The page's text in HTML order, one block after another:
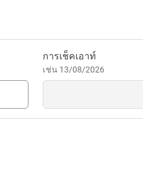
การเช็คเอาท์
เช่น 13/08/2026